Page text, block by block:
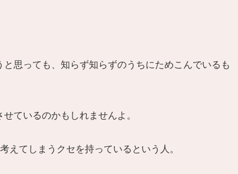
思っても、知らず知らずのうちにためこんでいるも
ているのかもしれませんよ。
えてしまうクセを持っているという人。